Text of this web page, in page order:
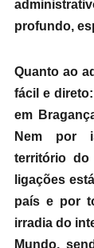
profundo,
​Quanto ao
fácil e
em
Nem por
território
ligações
país e por
irradia do
Mundo,